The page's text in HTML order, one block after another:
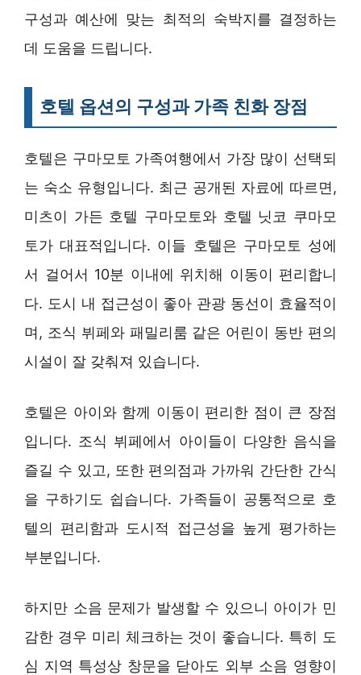
구성과 예산에 맞는 최적의 숙박지를 결정하는
데 도움을 드립니다.
호텔 옵션의 구성과 가족 친화 장점
호텔은 구마모토 가족여행에서 가장 많이 선택되
는 숙소 유형입니다. 최근 공개된 자료에 따르면,
미츠이 가든 호텔 구마모토와 호텔 닛코 쿠마모
토가 대표적입니다. 이들 호텔은 구마모토 성에
서 걸어서 10분 이내에 위치해 이동이 편리합니
다. 도시 내 접근성이 좋아 관광 동선이 효율적이
며, 조식 뷔페와 패밀리룸 같은 어린이 동반 편의
시설이 잘 갖춰져 있습니다.
호텔은 아이와 함께 이동이 편리한 점이 큰 장점
입니다. 조식 뷔페에서 아이들이 다양한 음식을
즐길 수 있고, 또한 편의점과 가까워 간단한 간식
을 구하기도 쉽습니다. 가족들이 공통적으로 호
텔의 편리함과 도시적 접근성을 높게 평가하는
부분입니다.
하지만 소음 문제가 발생할 수 있으니 아이가 민
감한 경우 미리 체크하는 것이 좋습니다. 특히 도
심 지역 특성상 창문을 닫아도 외부 소음 영향이